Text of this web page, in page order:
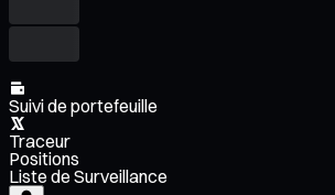
Suivi de portefeuille
Traceur
Positions
Liste de Surveillance